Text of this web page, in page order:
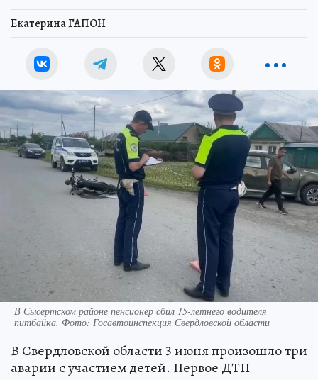
Екатерина ГАПОН
В Сысертском районе пенсионер сбил 15-летнего водителя
питбайка. Фото: Госавтоинспекция Свердловской области
В Свердловской области 3 июня произошло три
аварии с участием детей. Первое ДТП